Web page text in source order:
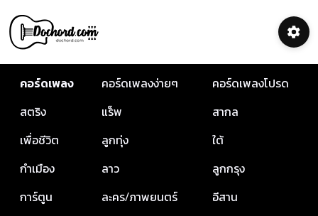
คอร์ดเพลง คอร์ดเพลงง่ายๆ
คอร์ดเพลงโปรด
สตริง
แร็พ
สากล
เพื่อชีวิต
ลูกทุ่ง
ใต้
กำเมือง
ลาว
ลูกกรุง
การ์ตูน
ละคร/ภาพยนตร์ อีสาน